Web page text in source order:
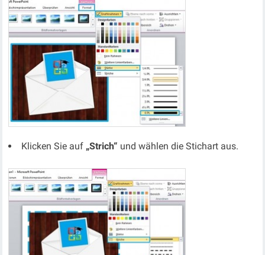
Klicken Sie auf „Strich“ und wählen die Stichart aus.